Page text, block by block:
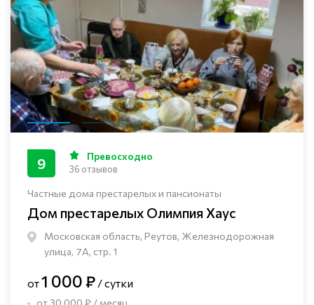
Частные дома престарелых и пансионаты
Дом престарелых Олимпия Хаус
Московская область, Реутов, Железнодорожная
улица, 7А, стр. 1
9 Превосходно
36 отзывов
от1 000 ₽ / сутки